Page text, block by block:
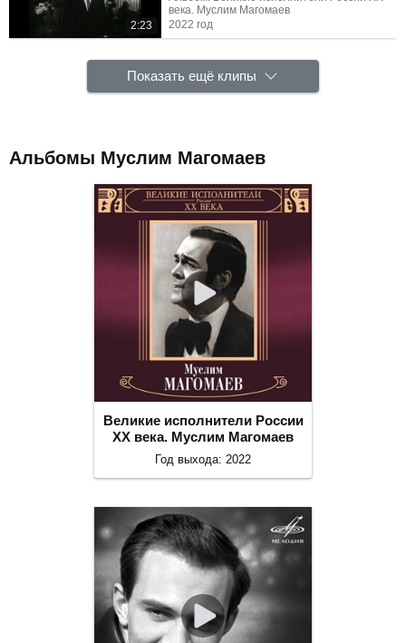
2:23
века. Муслим Магомаев
2022 год
Показать ещё клипы
Альбомы Муслим Магомаев
Великие исполнители России
ХХ века. Муслим Магомаев
Год выхода: 2022